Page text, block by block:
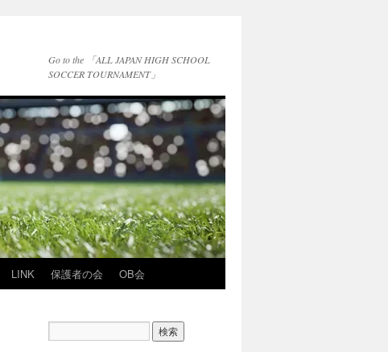
Go to the 「ALL JAPAN HIGH SCHOOL
SOCCER TOURNAMENT」
LINK 保護者の会 OB会